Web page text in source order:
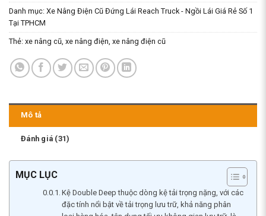
Danh mục: Xe Nâng Điện Cũ Đứng Lái Reach Truck - Ngồi Lái Giá Rẻ Số 1
Tại TPHCM
Thẻ: xe nâng cũ xe nâng điện xe nâng điện cũ
Mô tả
Đánh giá (31)
MỤC LỤC
Kệ Double Deep thuộc dòng kệ tải trọng nặng, với các
đặc tính nổi bật về tải trọng lưu trữ, khả năng phân